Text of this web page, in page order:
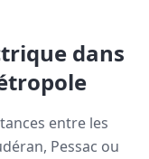
dans
entre les
Pessac ou